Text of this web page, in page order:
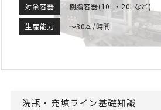
対象容器
樹脂容器(10L・20Lなど)
生産能力
～30本/時間
洗瓶・充填ライン基礎知識